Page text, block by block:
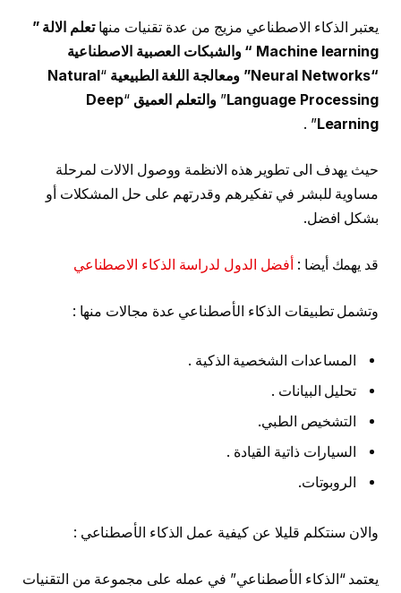
يعتبر الذكاء الاصطناعي مزيج من عدة تقنيات منهاتعلم الالة ”
Machine learning “
والشبكات العصبية الاصطناعية
“Neural Networks”
ومعالجة اللغة الطبيعية “
Natural
Language Processing
”والتعلم العميق “
Deep
Learning
” .
حيث يهدف الى تطوير هذه الانظمة ووصول الالات لمرحلة
مساوية للبشر في تفكيرهم وقدرتهم على حل المشكلات أو
بشكل افضل.
قد يهمك أيضا : أفضل الدول لدراسة الذكاء الاصطناعي
وتشمل تطبيقات الذكاء الأصطناعي عدة مجالات منها :
المساعدات الشخصية الذكية .
تحليل البيانات .
التشخيص الطبي.
السيارات ذاتية القيادة .
الروبوتات.
والان سنتكلم قليلا عن كيفية عمل الذكاء الأصطناعي :
يعتمد “الذكاء الأصطناعي” في عمله على مجموعة من التقنيات